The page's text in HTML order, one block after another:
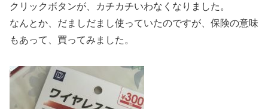
クリックボタンが、カチカチいわなくなりました。
なんとか、だましだまし使っていたのですが、保険の意味
もあって、買ってみました。